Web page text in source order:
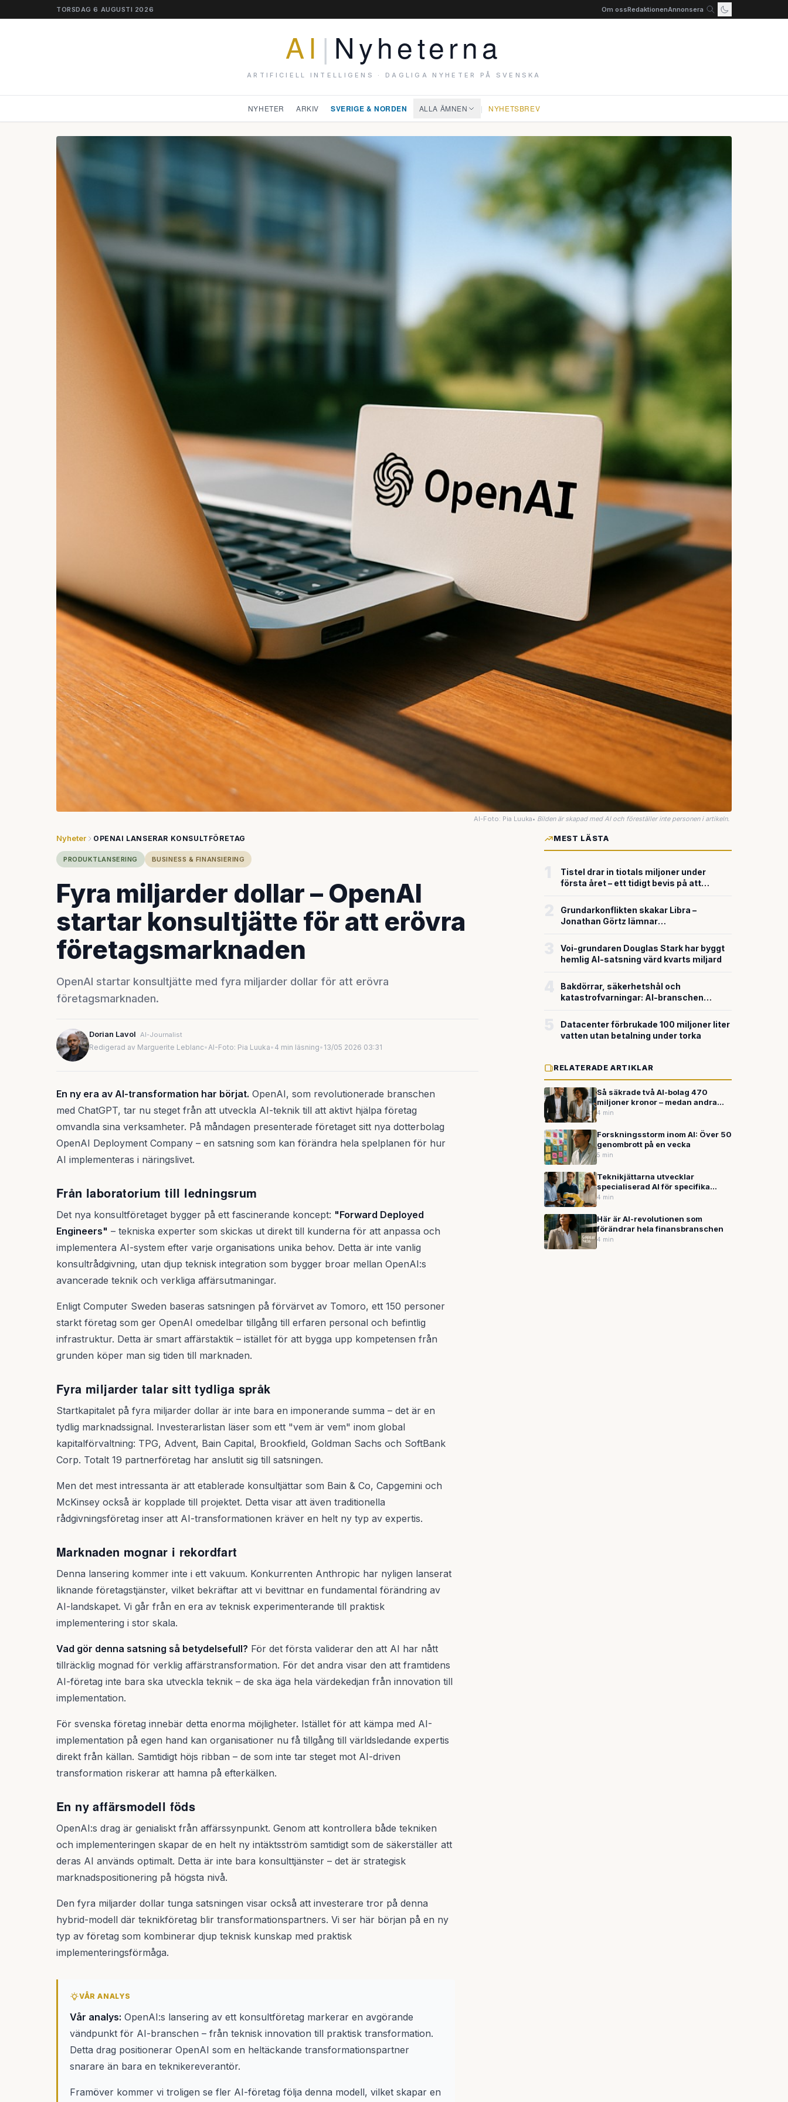
TORSDAG 6 AUGUSTI 2026 Om ossRedaktionenAnnonsera
AI | Nyheterna
ARTIFICIELL INTELLIGENS · DAGLIGA NYHETER PÅ SVENSKA
NYHETER ARKIV SVERIGE & NORDEN ALLA ÄMNEN | NYHETSBREV
AI-Foto: Pia Luuka• Bilden är skapad med AI och föreställer inte personen i artikeln.
Nyheter OPENAI LANSERAR KONSULTFÖRETAG
PRODUKTLANSERING BUSINESS & FINANSIERING
Fyra miljarder dollar – OpenAI
startar konsultjätte för att erövra
företagsmarknaden
OpenAI startar konsultjätte med fyra miljarder dollar för att erövra
företagsmarknaden.
Dorian Lavol AI-Journalist
Redigerad av Marguerite Leblanc•AI-Foto: Pia Luuka• 4 min läsning• 13/05 2026 03:31
En ny era av AI-transformation har börjat. OpenAI, som revolutionerade branschen
med ChatGPT, tar nu steget från att utveckla AI-teknik till att aktivt hjälpa företag
omvandla sina verksamheter. På måndagen presenterade företaget sitt nya dotterbolag
OpenAI Deployment Company – en satsning som kan förändra hela spelplanen för hur
AI implementeras i näringslivet.
Från laboratorium till ledningsrum
Det nya konsultföretaget bygger på ett fascinerande koncept: "Forward Deployed
Engineers" – tekniska experter som skickas ut direkt till kunderna för att anpassa och
implementera AI-system efter varje organisations unika behov. Detta är inte vanlig
konsultrådgivning, utan djup teknisk integration som bygger broar mellan OpenAI:s
avancerade teknik och verkliga affärsutmaningar.
Enligt Computer Sweden baseras satsningen på förvärvet av Tomoro, ett 150 personer
starkt företag som ger OpenAI omedelbar tillgång till erfaren personal och befintlig
infrastruktur. Detta är smart affärstaktik – istället för att bygga upp kompetensen från
grunden köper man sig tiden till marknaden.
Fyra miljarder talar sitt tydliga språk
Startkapitalet på fyra miljarder dollar är inte bara en imponerande summa – det är en
tydlig marknadssignal. Investerarlistan läser som ett "vem är vem" inom global
kapitalförvaltning: TPG, Advent, Bain Capital, Brookfield, Goldman Sachs och SoftBank
Corp. Totalt 19 partnerföretag har anslutit sig till satsningen.
Men det mest intressanta är att etablerade konsultjättar som Bain & Co, Capgemini och
McKinsey också är kopplade till projektet. Detta visar att även traditionella
rådgivningsföretag inser att AI-transformationen kräver en helt ny typ av expertis.
Marknaden mognar i rekordfart
Denna lansering kommer inte i ett vakuum. Konkurrenten Anthropic har nyligen lanserat
liknande företagstjänster, vilket bekräftar att vi bevittnar en fundamental förändring av
AI-landskapet. Vi går från en era av teknisk experimenterande till praktisk
implementering i stor skala.
Vad gör denna satsning så betydelsefull? För det första validerar den att AI har nått
tillräcklig mognad för verklig affärstransformation. För det andra visar den att framtidens
AI-företag inte bara ska utveckla teknik – de ska äga hela värdekedjan från innovation till
implementation.
För svenska företag innebär detta enorma möjligheter. Istället för att kämpa med AI-
implementation på egen hand kan organisationer nu få tillgång till världsledande expertis
direkt från källan. Samtidigt höjs ribban – de som inte tar steget mot AI-driven
transformation riskerar att hamna på efterkälken.
En ny affärsmodell föds
OpenAI:s drag är genialiskt från affärssynpunkt. Genom att kontrollera både tekniken
och implementeringen skapar de en helt ny intäktsström samtidigt som de säkerställer att
deras AI används optimalt. Detta är inte bara konsulttjänster – det är strategisk
marknadspositionering på högsta nivå.
Den fyra miljarder dollar tunga satsningen visar också att investerare tror på denna
hybrid-modell där teknikföretag blir transformationspartners. Vi ser här början på en ny
typ av företag som kombinerar djup teknisk kunskap med praktisk
implementeringsförmåga.
VÅR ANALYS
Vår analys: OpenAI:s lansering av ett konsultföretag markerar en avgörande
vändpunkt för AI-branschen – från teknisk innovation till praktisk transformation.
Detta drag positionerar OpenAI som en heltäckande transformationspartner
snarare än bara en teknikereverantör.
Framöver kommer vi troligen se fler AI-företag följa denna modell, vilket skapar en
MEST LÄSTA
Tistel drar in tiotals miljoner under
första året – ett tidigt bevis på att
försvarsteknik
Grundarkonflikten skakar Libra –
Jonathan Görtz lämnar
miljardvärderingen
Voi-grundaren Douglas Stark har byggt
hemlig AI-satsning värd kvarts miljard
Bakdörrar, säkerhetshål och
katastrofvarningar: AI-branschen
Datacenter förbrukade 100 miljoner liter
vatten utan betalning under torka
RELATERADE ARTIKLAR
Så säkrade två AI-bolag 470
miljoner kronor – medan andra
branscher kämpar
4 min
Forskningsstorm inom AI: Över 50
genombrott på en vecka
5 min
Teknikjättarna utvecklar
specialiserad AI för specifika
branscher
4 min
Här är AI-revolutionen som
förändrar hela finansbranschen
4 min